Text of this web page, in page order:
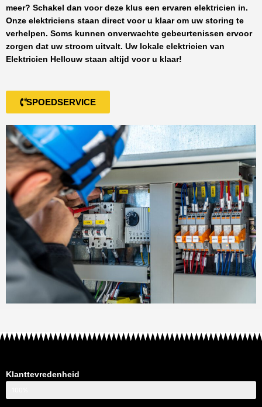
meer? Schakel dan voor deze klus een ervaren elektricien in.
Onze elektriciens staan direct voor u klaar om uw storing te
verhelpen. Soms kunnen onverwachte gebeurtenissen ervoor
zorgen dat uw stroom uitvalt. Uw lokale elektricien van
Elektricien Hellouw staan altijd voor u klaar!
SPOEDSERVICE
Klanttevredenheid